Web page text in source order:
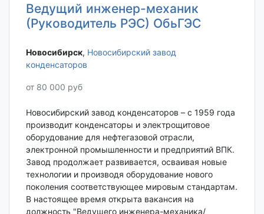
Ведущий инженер-механик
(Руководитель РЭС) ОбьГЭС
Новосибирск‎, Новосибирский завод
конденсаторов
от 80 000 руб
Новосибирский завод конденсаторов – с 1959 года
производит конденсаторы и электрощитовое
оборудование для нефтегазовой отрасли,
электронной промышленности и предприятий ВПК.
Завод продолжает развивается, осваивая новые
технологии и производя оборудование нового
поколения соответствующее мировым стандартам.
В настоящее время открыта вакансия на
должность "Ведущего инженера-механика/